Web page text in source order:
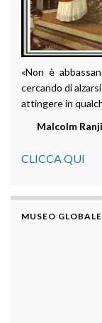
«Non è
cercando di
attingere in
Malcolm
CLICCA QUI
MUSEO